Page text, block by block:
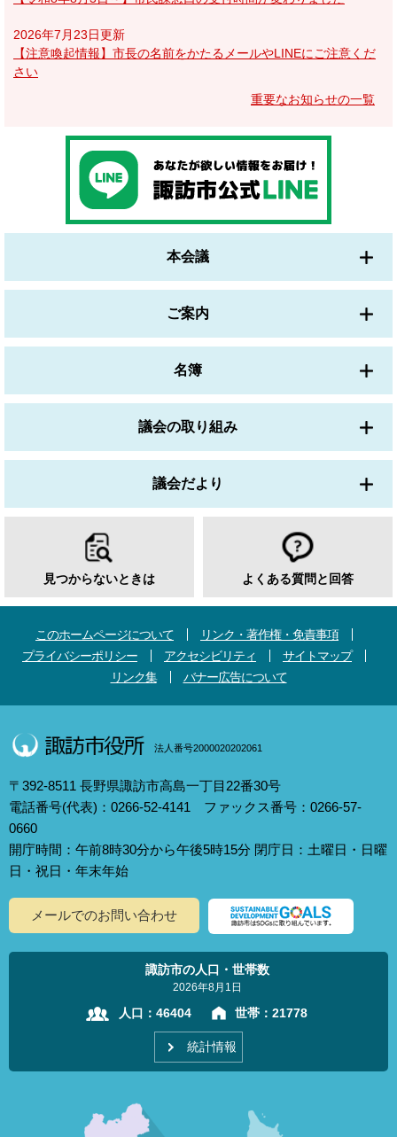
2026年7月23日更新
【注意喚起情報】市長の名前をかたるメールやLINEにご注意くだ
さい
重要なお知らせの一覧
本会議
ご案内
名簿
議会の取り組み
議会だより
見つからないときは よくある質問と回答
このホームページについて
リンク・著作権・免責事項
プライバシーポリシー
アクセシビリティ
サイトマップ
リンク集
バナー広告について
法人番号2000020202061
〒392-8511 長野県諏訪市高島一丁目22番30号
電話番号(代表)：0266-52-4141 ファックス番号：0266-57-
0660
開庁時間：午前8時30分から午後5時15分 閉庁日：土曜日・日曜
日・祝日・年末年始
メールでのお問い合わせ
諏訪市の人口・世帯数
2026年8月1日
人口： 46404 世帯： 21778
統計情報